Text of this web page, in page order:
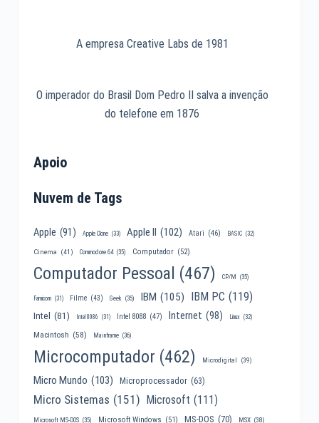
A empresa Creative Labs de 1981
O imperador do Brasil Dom Pedro II salva a invenção
do telefone em 1876
Apoio
Nuvem de Tags
Apple (91) Apple Clone (33) Apple II (102) Atari (46) BASIC (32)
Cinema (41) Commodore 64 (35) Computador (52)
Computador Pessoal (467) CP/M (35)
Famicom (31) Filme (43) Geek (35) IBM (105) IBM PC (119)
Intel (81) Intel 8086 (31) Intel 8088 (47) Internet (98) Linux (32)
Macintosh (58) Mainframe (36)
Microcomputador (462) Microdigital (39)
Micro Mundo (103) Microprocessador (63)
Micro Sistemas (151) Microsoft (111)
Microsoft MS-DOS (35) Microsoft Windows (51) MS-DOS (70) MSX (38)